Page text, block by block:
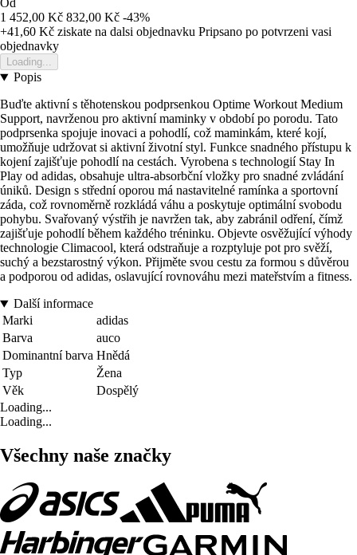
Od
1 452,00 Kč 832,00 Kč -43%
+41,60 Kč ziskate na dalsi objednavku Pripsano po potvrzeni vasi
objednavky
Loading...
Popis
Buďte aktivní s těhotenskou podprsenkou Optime Workout Medium
Support, navrženou pro aktivní maminky v období po porodu. Tato
podprsenka spojuje inovaci a pohodlí, což maminkám, které kojí,
umožňuje udržovat si aktivní životní styl. Funkce snadného přístupu k
kojení zajišťuje pohodlí na cestách. Vyrobena s technologií Stay In
Play od adidas, obsahuje ultra-absorbční vložky pro snadné zvládání
úniků. Design s střední oporou má nastavitelné ramínka a sportovní
záda, což rovnoměrně rozkládá váhu a poskytuje optimální svobodu
pohybu. Svařovaný výstřih je navržen tak, aby zabránil odření, čímž
zajišťuje pohodlí během každého tréninku. Objevte osvěžující výhody
technologie Climacool, která odstraňuje a rozptyluje pot pro svěží,
suchý a bezstarostný výkon. Přijměte svou cestu za formou s důvěrou
a podporou od adidas, oslavující rovnováhu mezi mateřstvím a fitness.
Další informace
Marki
adidas
Barva
auco
Dominantní barva Hnědá
Typ
Žena
Věk
Dospělý
Loading...
Loading...
Všechny naše značky